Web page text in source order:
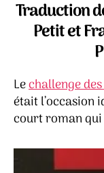
Traduction
Petit et
Lechallenge
était l’occasion
court roman qui